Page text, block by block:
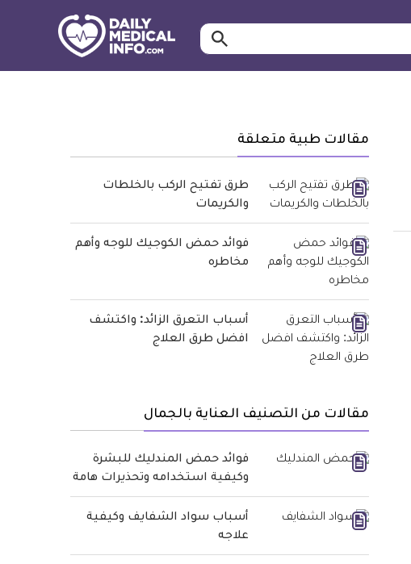
ابحث…
مقالات طبية متعلقة
طرق تفتيح الركب بالخلطات
والكريمات
فوائد حمض الكوجيك للوجه وأهم
مخاطره
أسباب التعرق الزائد: واكتشف
افضل طرق العلاج
مقالات من التصنيف العناية بالجمال
فوائد حمض المندليك للبشرة
وكيفية استخدامه وتحذيرات هامة
أسباب سواد الشفايف وكيفية
علاجه